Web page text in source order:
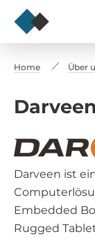
Home Über
Darveen
Darveen ist
Embedded
Rugged